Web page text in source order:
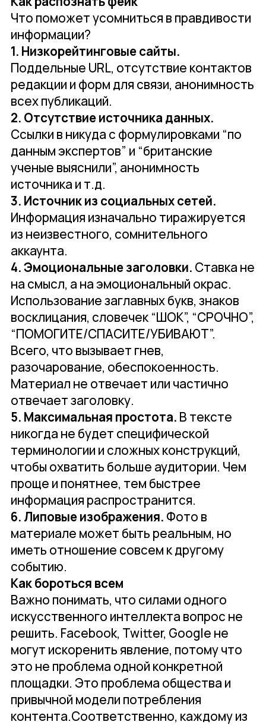
Что поможет усомниться в правдивости
информации?
1. Низкорейтинговые сайты.
Поддельные URL, отсутствие контактов
редакции и форм для связи, анонимность
всех публикаций.
2. Отсутствие источника данных.
Ссылки в никуда с формулировками “по
данным экспертов” и “британские
ученые выяснили”, анонимность
источника и т.д.
3. Источник из социальных сетей.
Информация изначально тиражируется
из неизвестного, сомнительного
аккаунта.
4. Эмоциональные заголовки. Ставка не
на смысл, а на эмоциональный окрас.
Использование заглавных букв, знаков
восклицания, словечек “ШОК”, “СРОЧНО”,
“ПОМОГИТЕ/СПАСИТЕ/УБИВАЮТ”.
Всего, что вызывает гнев,
разочарование, обеспокоенность.
Материал не отвечает или частично
отвечает заголовку.
5. Максимальная простота. В тексте
никогда не будет специфической
терминологии и сложных конструкций,
чтобы охватить больше аудитории. Чем
проще и понятнее, тем быстрее
информация распространится.
6. Липовые изображения. Фото в
материале может быть реальным, но
иметь отношение совсем к другому
событию.
Как бороться всем
Важно понимать, что силами одного
искусственного интеллекта вопрос не
решить. Facebook, Twitter, Google не
могут искоренить явление, потому что
это не проблема одной конкретной
площадки. Это проблема общества и
привычной модели потребления
контента.Соответственно, каждому из